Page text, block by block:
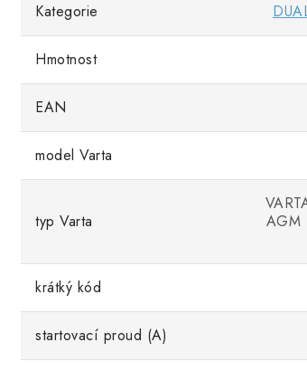
Kategorie
Hmotnost
EAN
model Varta
typ Varta
AGM
krátký kód
startovací proud (A)